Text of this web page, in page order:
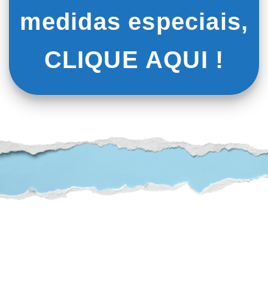
medidas especiais,
CLIQUE AQUI !